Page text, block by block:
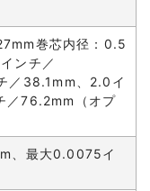
巻芯内径：0.5
ンチ／
／38.1mm、2.0イ
／76.2mm（オプ
、最大0.0075イ